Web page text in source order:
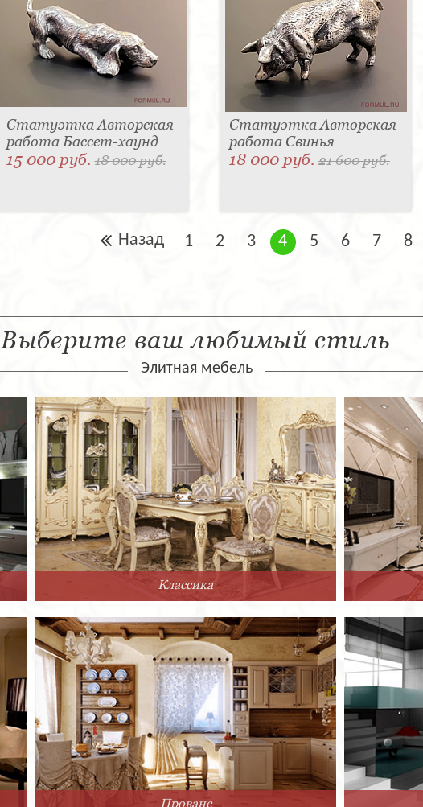
Статуэтка Авторская
работа Бассет-хаунд
15 000 руб.18 000 руб.
Статуэтка Авторская
работа Свинья
18 000 руб. 21 600 руб.
Назад 1 2 3 4 5 6 7 8
Выберите ваш любимый стиль
Элитная мебель
Классика
Прованс